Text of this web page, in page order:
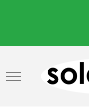
Mobile Menu Toggle